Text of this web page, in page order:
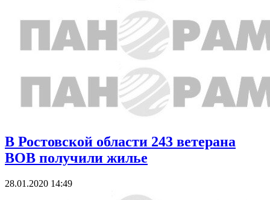
В Ростовской области 243 ветерана
ВОВ получили жилье
28.01.2020 14:49